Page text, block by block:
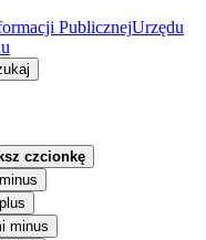
PublicznejUrzędu
czcionkę
minus